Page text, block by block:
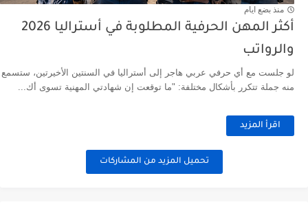
منذ بضع ايام
أكثر المهن الحرفية المطلوبة في أستراليا 2026
والرواتب
لو جلست مع أي حرفي عربي هاجر إلى أستراليا في السنتين الأخيرتين، ستسمع
منه جملة تتكرر بأشكال مختلفة: "ما توقعت إن شهادتي المهنية تسوى أك...
اقرأ المزيد
تحميل المزيد من المشاركات